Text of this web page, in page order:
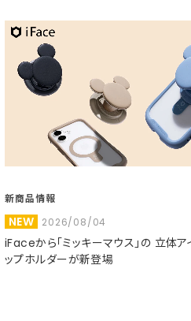
新商品情報
NEW 2026/08/04
iFaceから「ミッキーマウス」の 立体ア
ップホルダーが新登場